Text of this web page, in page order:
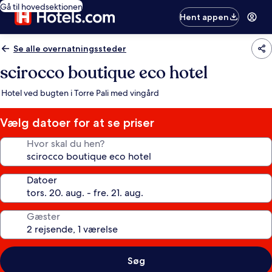
Gå til hovedsektionen
Hent appen
Se alle overnatningssteder
scirocco boutique eco hotel
Hotel ved bugten i Torre Pali med vingård
Vælg datoer for at se priser
Hvor skal du hen?
Datoer
Gæster
Søg